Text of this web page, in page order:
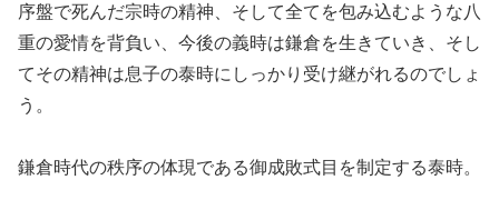
序盤で死んだ宗時の精神、そして全てを包み込むような八
重の愛情を背負い、今後の義時は鎌倉を生きていき、そし
てその精神は息子の泰時にしっかり受け継がれるのでしょ
う。
鎌倉時代の秩序の体現である御成敗式目を制定する泰時。